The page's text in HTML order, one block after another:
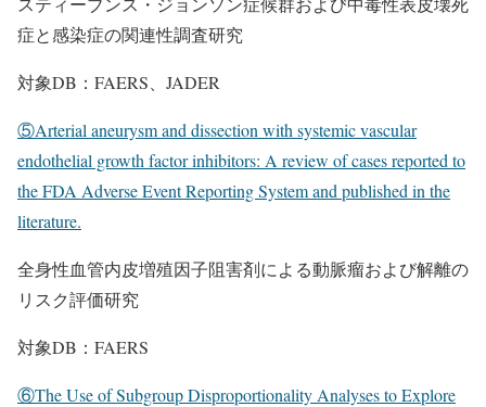
症と感染症の関連性調査研究
対象DB：FAERS、JADER
⑤Arterial aneurysm and dissection with systemic vascular
endothelial growth factor inhibitors: A review of cases reported to
the FDA Adverse Event Reporting System and published in the
literature.
全身性血管内皮増殖因子阻害剤による動脈瘤および解離の
リスク評価研究
対象DB：FAERS
⑥The Use of Subgroup Disproportionality Analyses to Explore